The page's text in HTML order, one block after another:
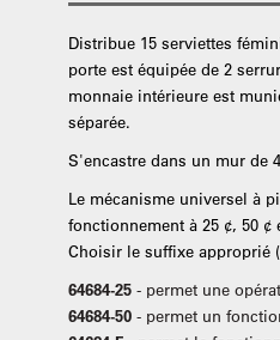
Distribue 15 serviettes
porte est équipée de 2
monnaie intérieure est
séparée.
S'encastre dans un mur de
Le mécanisme universel à
fonctionnement à 25 ¢, 50 ¢
Choisir le suffixe approprié
64684-25- permet une
64684-50- permet un